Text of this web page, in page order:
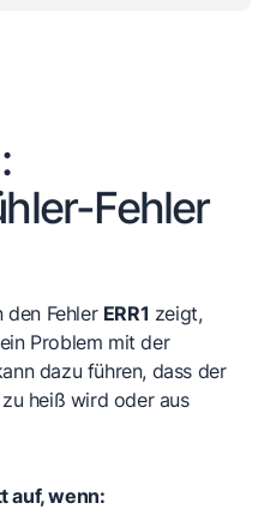
Fehler
den Fehler ERR1 zeigt,
Problem mit der
dazu führen, dass der
heiß wird oder aus
auf, wenn: